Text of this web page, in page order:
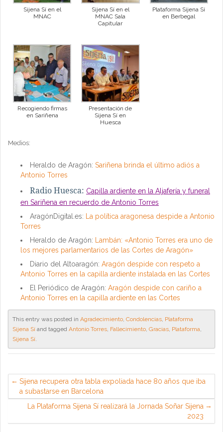
Sijena Sí en el
MNAC
Sijena Sí en el
MNAC Sala
Capitular
Plataforma Sijena Sí
en Berbegal
Recogiendo firmas
en Sariñena
Presentación de
Sijena Sí en
Huesca
Medios:
Heraldo de Aragón: Sariñena brinda el último adiós a
Antonio Torres
Radio Huesca: Capilla ardiente en la Aljafería y funeral
en Sariñena en recuerdo de Antonio Torres
AragónDigital.es: La política aragonesa despide a Antonio
Torres
Heraldo de Aragón: Lambán: «Antonio Torres era uno de
los mejores parlamentarios de las Cortes de Aragón»
Diario del Altoaragón: Aragón despide con respeto a
Antonio Torres en la capilla ardiente instalada en las Cortes
El Periódico de Aragón: Aragón despide con cariño a
Antonio Torres en la capilla ardiente en las Cortes
This entry was posted in Agradecimiento, Condolencias, Plataforma
Sijena Sí and tagged Antonio Torres, Fallecimiento, Gracias, Plataforma,
Sijena Sí.
Sijena recupera otra tabla expoliada hace 80 años que iba
a subastarse en Barcelona
La Plataforma Sijena Sí realizará la Jornada Soñar Sijena
2023